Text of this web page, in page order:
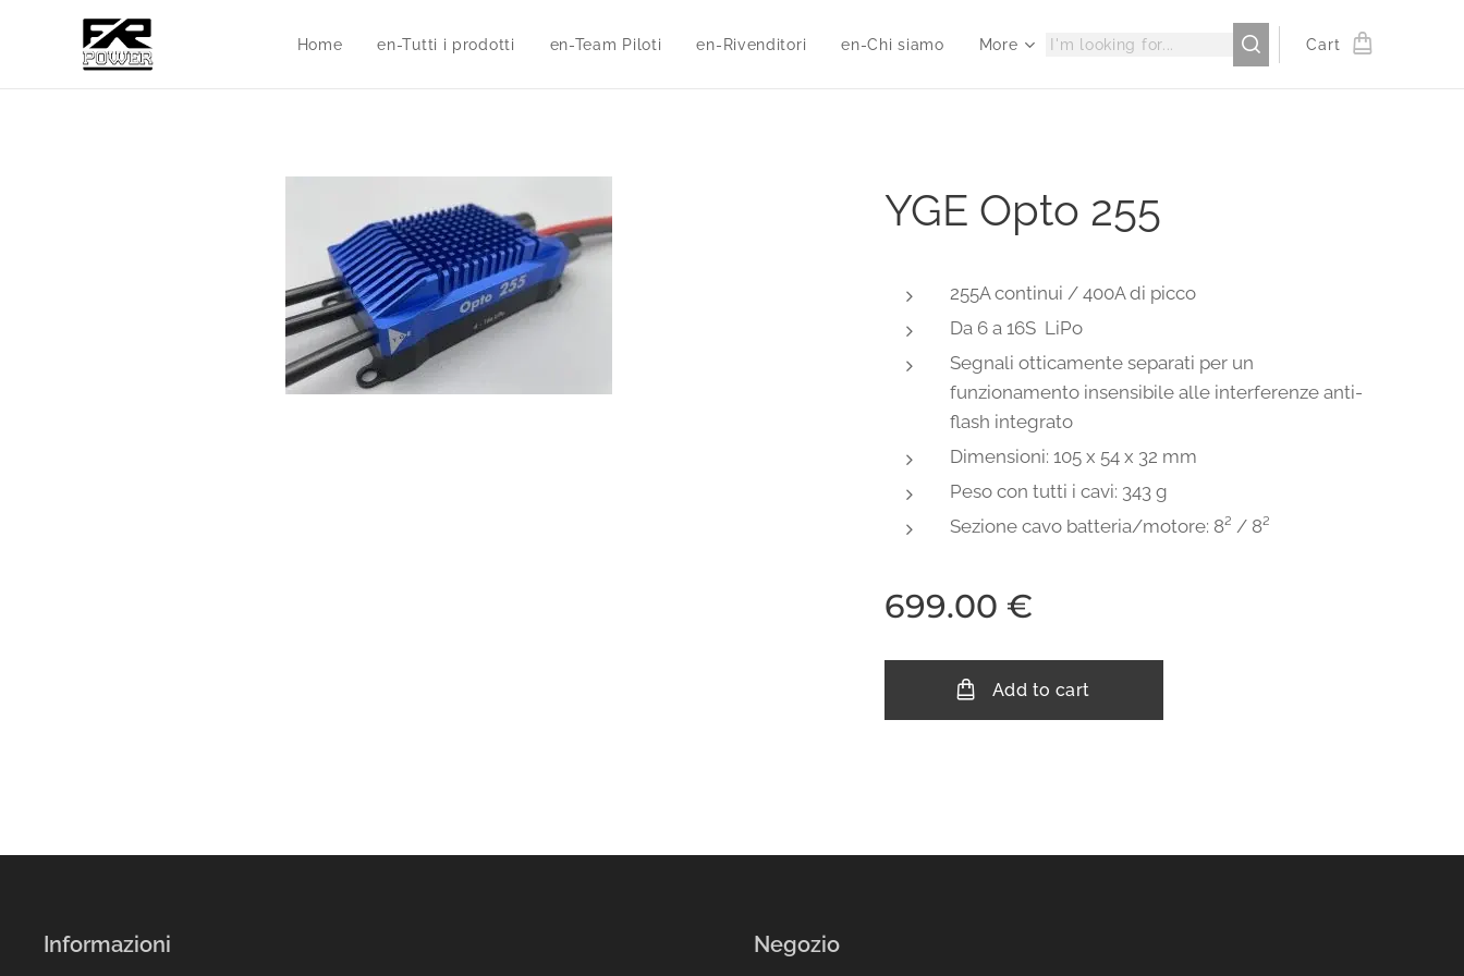
Home en-Tutti i prodotti en-Team Piloti en-Rivenditori en-Chi siamo More Cart
YGE Opto 255
255A continui / 400A di picco
Da 6 a 16S LiPo
Segnali otticamente separati per un
funzionamento insensibile alle interferenze anti-
flash integrato
Dimensioni: 105 x 54 x 32 mm
Peso con tutti i cavi: 343 g
Sezione cavo batteria/motore: 8² ​​/ 8²
699.00 €
Add to cart
Informazioni Negozio